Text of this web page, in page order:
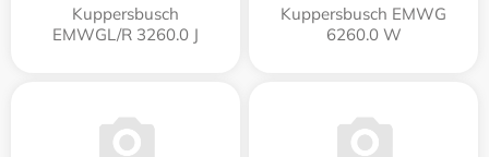
Kuppersbusch
EMWGL/R 3260.0 J
Kuppersbusch EMWG
6260.0 W